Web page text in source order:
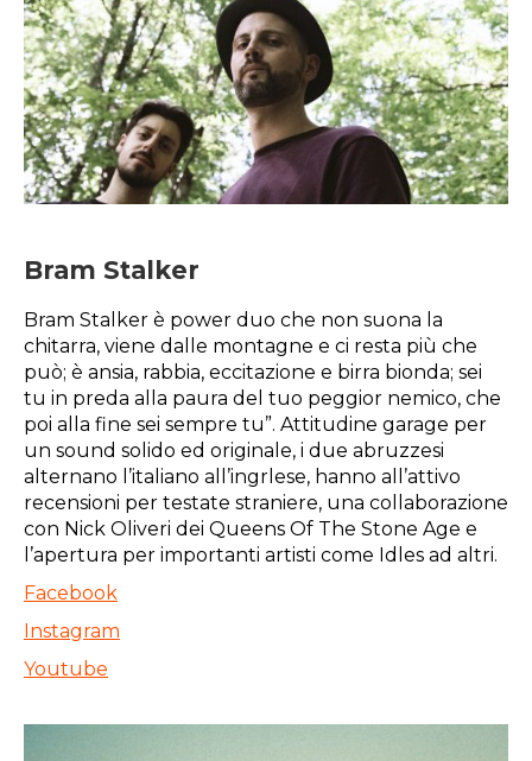
Bram Stalker
Bram Stalker è power duo che non suona la
chitarra, viene dalle montagne e ci resta più che
può; è ansia, rabbia, eccitazione e birra bionda; sei
tu in preda alla paura del tuo peggior nemico, che
poi alla fine sei sempre tu”. Attitudine garage per
un sound solido ed originale, i due abruzzesi
alternano l’italiano all’ingrlese, hanno all’attivo
recensioni per testate straniere, una collaborazione
con Nick Oliveri dei Queens Of The Stone Age e
l’apertura per importanti artisti come Idles ad altri.
Facebook
Instagram
Youtube